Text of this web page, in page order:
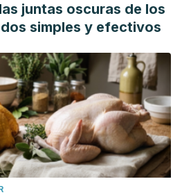
juntas oscuras de los
simples y efectivos